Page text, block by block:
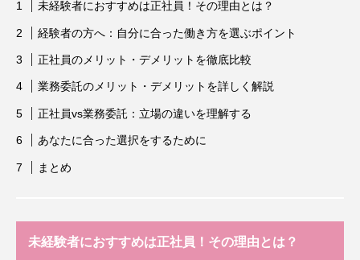
未経験者におすすめは正社員！その理由とは？
経験者の方へ：自分に合った働き方を選ぶポイント
正社員のメリット・デメリットを徹底比較
業務委託のメリット・デメリットを詳しく解説
正社員vs業務委託：立場の違いを理解する
あなたに合った選択をするために
まとめ
未経験者におすすめは正社員！その理由とは？